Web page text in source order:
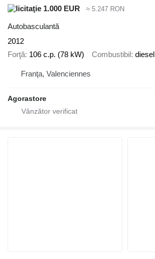
1.000 EUR
≈ 5.247 RON
Autobasculantă
2012
Forţă 106 c.p. (78 kW) Combustibil diesel
Franţa, Valenciennes
Agorastore